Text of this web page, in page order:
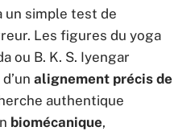
un simple test de
Les figures du yoga
ou B. K. S. Iyengar
alignement précis de
authentique
biomécanique,